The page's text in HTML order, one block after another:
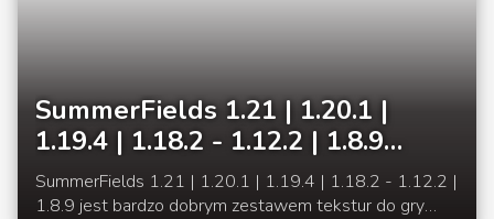
SummerFields 1.21 | 1.20.1 |
1.19.4 | 1.18.2 - 1.12.2 | 1.8.9
Jasne i estetyczne tekstury
SummerFields 1.21 | 1.20.1 | 1.19.4 | 1.18.2 - 1.12.2 |
1.8.9 jest bardzo dobrym zestawem tekstur do gry